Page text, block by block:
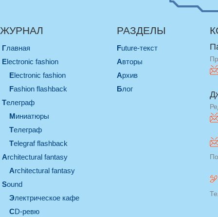
ЖУРНАЛ
Главная
electronic fashion
electronic fashion
Fashion flashback
телеграф
миниатюры
телеграф
Telegraf flashback
architectural fantasy
architectural fantasy
sound
электрическое кафе
CD-ревю
РАЗДЕЛЫ
Future-текст
Авторы
Архив
Блог